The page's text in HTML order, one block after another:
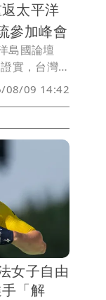
太平洋
參加峰會
島國論壇
實，台灣
琉舉行的
場。論壇
平洋地區的
08/09 14:42
女子自由
「解